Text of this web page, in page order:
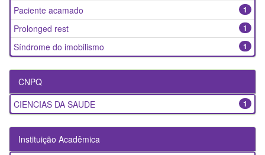
1
Paciente acamado
1
Prolonged rest
1
Síndrome do imobilismo
CNPQ
1
CIENCIAS DA SAUDE
Instituição Acadêmica